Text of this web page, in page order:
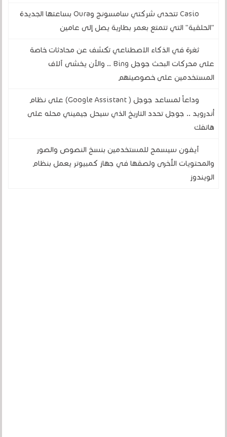
Casio تتحدى شركتي سامسونج وOura بساعتها الجديدة
"الحلقية" التي تتمتع بعمر بطارية يصل إلى عامين
ثغرة في الذكاء الاصطناعي تكشف عن محادثات خاصة
على محركات البحث جوجل Bing .. والآن يخشى آلاف
المستخدمين على خصوصيتهم
وداعاً لمساعد جوجل ( Google Assistant) على نظام
أندرويد .. جوجل تحدد التاريخ الذي سيحل جيميني محله على
هاتفك
آيفون سيسمح للمستخدمين بنسخ النصوص والصور
والمحتويات الأخرى ولصقها في جهاز كمبيوتر يعمل بنظام
الويندوز